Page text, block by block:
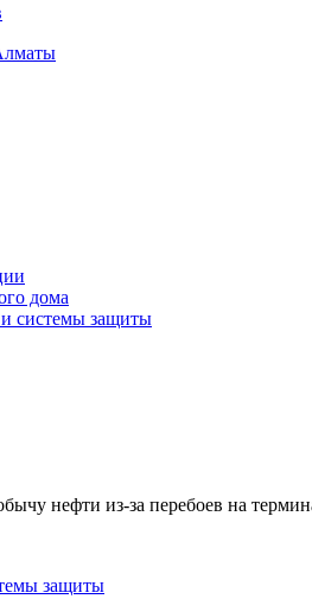
дома
системы защиты
нефти из-за перебоев на
защиты